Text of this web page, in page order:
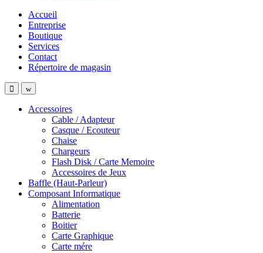
Accueil
Entreprise
Boutique
Services
Contact
Répertoire de magasin
Accessoires
Cable / Adapteur
Casque / Ecouteur
Chaise
Chargeurs
Flash Disk / Carte Memoire
Accessoires de Jeux
Baffle (Haut-Parleur)
Composant Informatique
Alimentation
Batterie
Boitier
Carte Graphique
Carte mére